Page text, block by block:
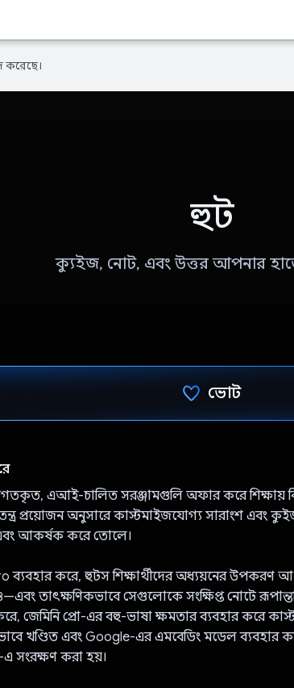
করেছে।
হুট
ক্যুইজ, নোট, এবং উত্তর আপনার
ভোট
এআই-চালিত সরঞ্জামগুলি অফার করে শিক্ষায়
প্রয়োজন অনুসারে কাস্টমাইজযোগ্য সারাংশ এবং
আকর্ষক করে তোলে।
ব্যবহার করে, হুটস শিক্ষার্থীদের অধ্যয়নের
তাৎক্ষণিকভাবে সেগুলোকে সংক্ষিপ্ত নোটে
জেমিনি প্রো-এর বহু-ভাষা ক্ষমতার ব্যবহার করে
খণ্ডিত এবং Google-এর এমবেডিং মডেল ব্যবহার
সংরক্ষণ করা হয়।